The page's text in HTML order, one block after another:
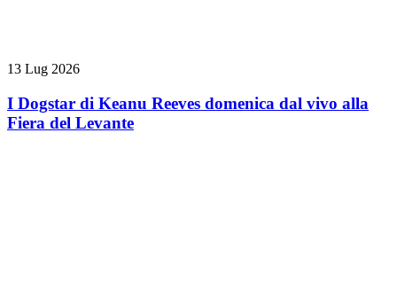
13 Lug 2026
I Dogstar di Keanu Reeves domenica dal vivo alla
Fiera del Levante